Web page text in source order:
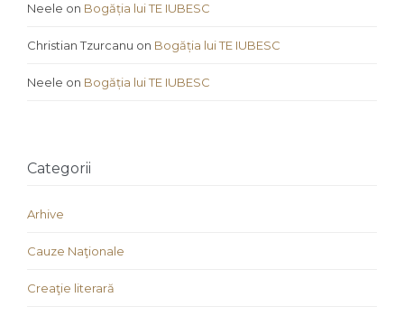
Neele on Bogăția lui TE IUBESC
Christian Tzurcanu on Bogăția lui TE IUBESC
Neele on Bogăția lui TE IUBESC
Categorii
Arhive
Cauze Naţionale
Creaţie literară